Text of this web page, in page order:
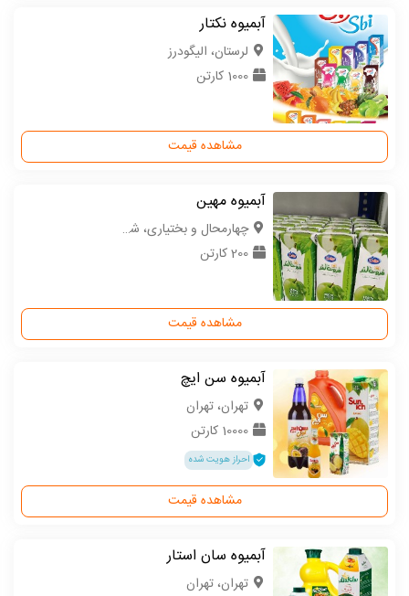
آبمیوه نکتار
لرستان، الیگودرز
1000 کارتن
مشاهده قیمت
آبمیوه مهین
چهارمحال و بختیاری، شهرکرد
200 کارتن
مشاهده قیمت
آبمیوه سن ایچ
تهران، تهران
10000 کارتن
احراز هویت شده
مشاهده قیمت
آبمیوه سان استار
تهران، تهران